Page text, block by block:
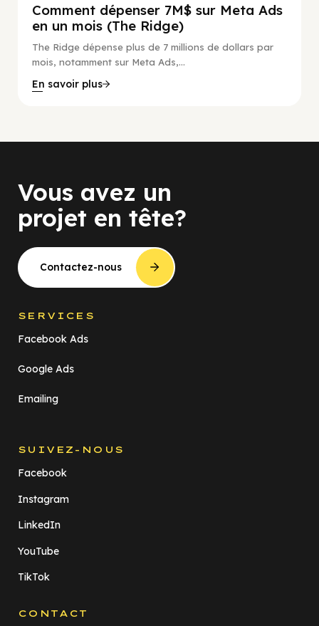
Comment dépenser 7M$ sur Meta Ads
en un mois (The Ridge)
The Ridge dépense plus de 7 millions de dollars par
mois, notamment sur Meta Ads,...
En savoir plus
Vous avez un
projet en tête?
Contactez-nous
SERVICES
Facebook Ads
Google Ads
Emailing
SUIVEZ-NOUS
Facebook
Instagram
LinkedIn
YouTube
TikTok
CONTACT